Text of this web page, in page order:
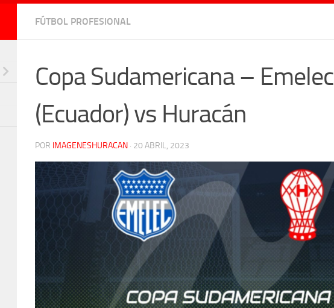
FÚTBOL PROFESIONAL
Copa Sudamericana – Emelec
(Ecuador) vs Huracán
POR IMAGENESHURACAN · 20 ABRIL, 2023